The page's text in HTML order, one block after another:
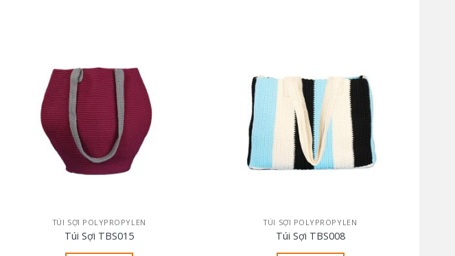
TÚI SỢI POLYPROPYLEN
Túi Sợi TBS015
TÚI SỢI POLYPROPYLEN
Túi Sợi TBS008